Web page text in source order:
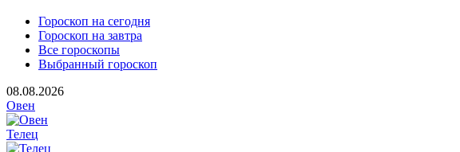
Гороскоп на сегодня
Гороскоп на завтра
Все гороскопы
Выбранный гороскоп
08.08.2026
Овен
Телец